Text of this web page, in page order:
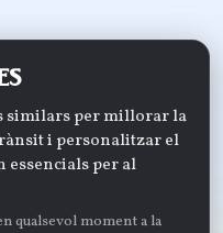
similars per millorar la
i personalitzar el
essencials per al
qualsevol moment a la